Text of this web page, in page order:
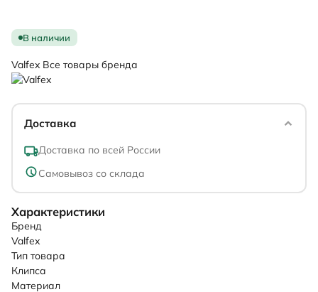
В наличии
Valfex Все товары бренда
Доставка
Доставка по всей России
Самовывоз со склада
Характеристики
Бренд
Valfex
Тип товара
Клипса
Материал